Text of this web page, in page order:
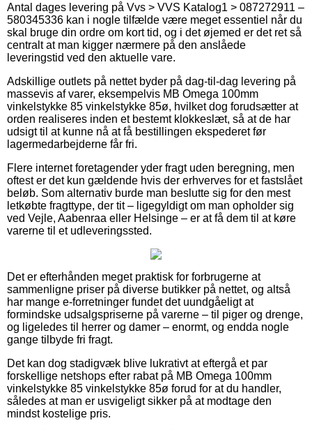
Antal dages levering på Vvs > VVS Katalog1 > 087272911 –
580345336 kan i nogle tilfælde være meget essentiel når du
skal bruge din ordre om kort tid, og i det øjemed er det ret så
centralt at man kigger nærmere på den anslåede
leveringstid ved den aktuelle vare.
Adskillige outlets på nettet byder på dag-til-dag levering på
massevis af varer, eksempelvis MB Omega 100mm
vinkelstykke 85 vinkelstykke 85ø, hvilket dog forudsætter at
orden realiseres inden et bestemt klokkeslæt, så at de har
udsigt til at kunne nå at få bestillingen ekspederet før
lagermedarbejderne får fri.
Flere internet foretagender yder fragt uden beregning, men
oftest er det kun gældende hvis der erhverves for et fastslået
beløb. Som alternativ burde man beslutte sig for den mest
letkøbte fragttype, der tit – ligegyldigt om man opholder sig
ved Vejle, Aabenraa eller Helsinge – er at få dem til at køre
varerne til et udleveringssted.
Det er efterhånden meget praktisk for forbrugerne at
sammenligne priser på diverse butikker på nettet, og altså
har mange e-forretninger fundet det uundgåeligt at
formindske udsalgspriserne på varerne – til piger og drenge,
og ligeledes til herrer og damer – enormt, og endda nogle
gange tilbyde fri fragt.
Det kan dog stadigvæk blive lukrativt at eftergå et par
forskellige netshops efter rabat på MB Omega 100mm
vinkelstykke 85 vinkelstykke 85ø forud for at du handler,
således at man er usvigeligt sikker på at modtage den
mindst kostelige pris.